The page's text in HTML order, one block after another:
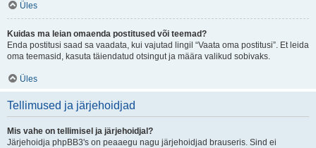
Üles
Kuidas ma leian omaenda postitused või teemad?
Enda postitusi saad sa vaadata, kui vajutad lingil “Vaata oma postitusi”. Et leida
oma teemasid, kasuta täiendatud otsingut ja määra valikud sobivaks.
Üles
Tellimused ja järjehoidjad
Mis vahe on tellimisel ja järjehoidjal?
Järjehoidja phpBB3's on peaaegu nagu järjehoidjad brauseris. Sind ei